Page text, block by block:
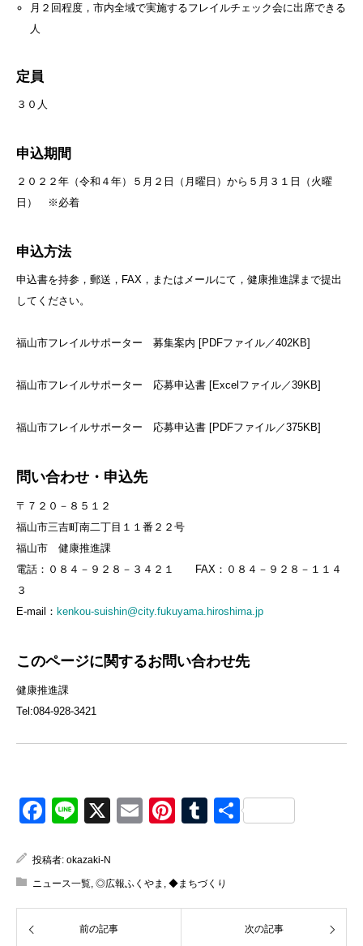
月２回程度，市内全域で実施するフレイルチェック会に出席できる
人
定員
３０人
申込期間
２０２２年（令和４年）５月２日（月曜日）から５月３１日（火曜
日） ※必着
申込方法
申込書を持参，郵送，FAX，またはメールにて，健康推進課まで提出
してください。
福山市フレイルサポーター 募集案内 [PDFファイル／402KB]
福山市フレイルサポーター 応募申込書 [Excelファイル／39KB]
福山市フレイルサポーター 応募申込書 [PDFファイル／375KB]
問い合わせ・申込先
〒７２０－８５１２
福山市三吉町南二丁目１１番２２号
福山市 健康推進課
電話：０８４－９２８－３４２１ FAX：０８４－９２８－１１４
３
E-mail： kenkou-suishin@city.fukuyama.hiroshima.jp
このページに関するお問い合わせ先
健康推進課
Tel:084-928-3421
Facebook
Line
X EmailPinterest
Tumblr
共
投稿者: okazaki-N
ニュース一覧 ◎広報ふくやま ◆まちづくり
前の記事 次の記事